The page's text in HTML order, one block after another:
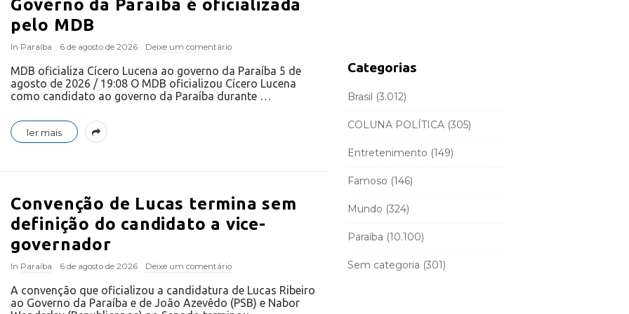
Governo da Paraíba é oficializada
pelo MDB
In Paraíba 6 de agosto de 2026 Deixe um comentário
MDB oficializa Cícero Lucena ao governo da Paraíba 5 de
agosto de 2026 / 19:08 O MDB oficializou Cícero Lucena
como candidato ao governo da Paraíba durante…
ler mais
Convenção de Lucas termina sem
definição do candidato a vice-
governador
In Paraíba 6 de agosto de 2026 Deixe um comentário
A convenção que oficializou a candidatura de Lucas Ribeiro
ao Governo da Paraíba e de João Azevêdo (PSB) e Nabor
a
f
r
Categorias
Brasil (3.012)
COLUNA POLÍTICA (305)
Entretenimento (149)
Famoso (146)
Mundo (324)
Paraíba (10.100)
Sem categoria (301)